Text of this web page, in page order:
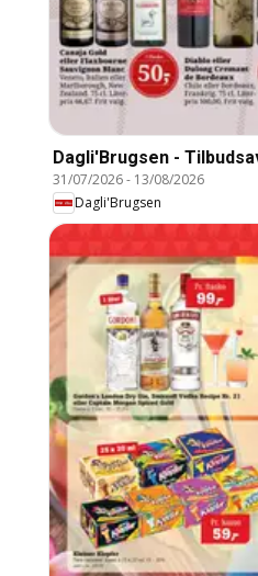
Dagli'Brugsen -
31/07/2026- 13/08/2026
Dagli'Brugsen